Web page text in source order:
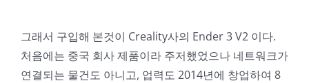
그래서 구입해 본것이 Creality사의 Ender 3 V2 이다.
처음에는 중국 회사 제품이라 주저했었으나 네트워크가
연결되는 물건도 아니고, 업력도 2014년에 창업하여 8